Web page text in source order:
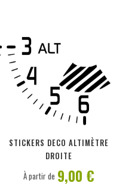
STICKERS DECO ALTIMÈTRE
DROITE
À partir de 9,00 €